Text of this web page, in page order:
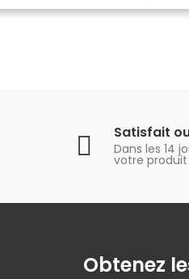
Satisfait
Dans les 14
votre produit
Obtenez